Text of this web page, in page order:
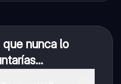
que nunca lo